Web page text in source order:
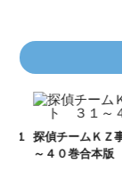
探偵チームＫＺ事
～４０巻合本版